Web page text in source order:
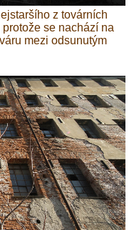
z továrních
se nachází na
mezi odsunutým